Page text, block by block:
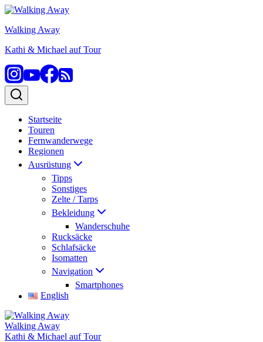
Zum
springen
Walking Away
Kathi & Michael auf Tour
Startseite
Touren
Fernwanderwege
Regionen
Ausrüstung
Tipps
Sonstiges
Zelte / Tarps
Bekleidung
Wanderschuhe
Rucksäcke
Schlafsäcke
Isomatten
Navigation
Smartphones
English
Walking Away
Kathi & Michael auf Tour